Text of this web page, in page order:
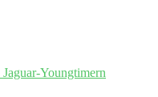
Youngtimern